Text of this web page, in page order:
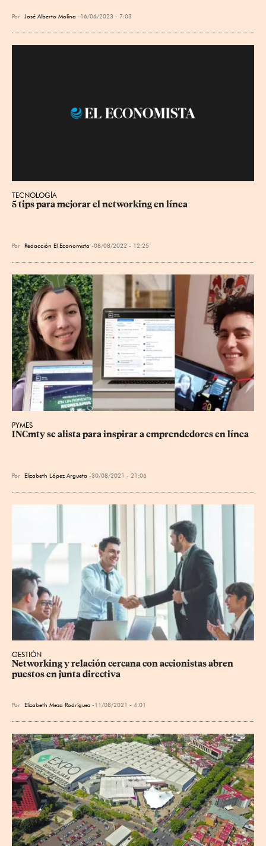
Por José Alberto Molina 16/06/2023 - 7:03
TECNOLOGÍA
5 tips para mejorar el networking en línea
Por Redacción El Economista 08/08/2022 - 12:25
PYMES
INCmty se alista para inspirar a emprendedores en línea
Por Elizabeth López Argueta 30/08/2021 - 21:06
GESTIÓN
Networking y relación cercana con accionistas abren
puestos en junta directiva
Por Elizabeth Meza Rodríguez 11/08/2021 - 4:01